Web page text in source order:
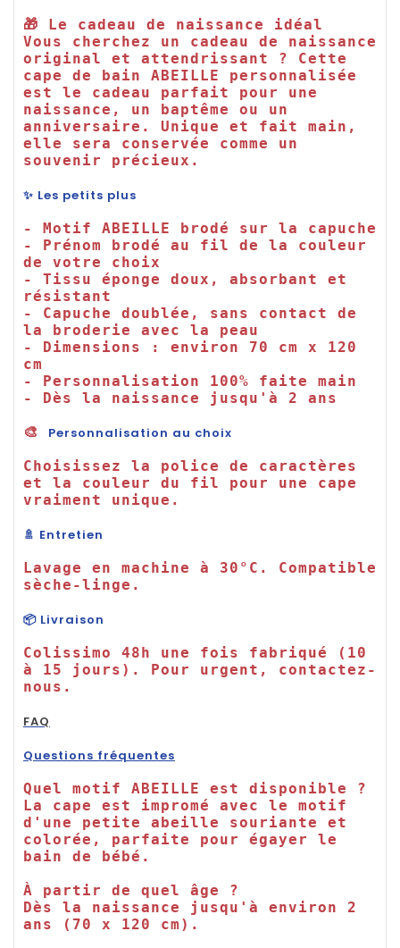
🎁 Le cadeau de naissance idéal
Vous cherchez un cadeau de naissance
original et attendrissant ? Cette
cape de bain ABEILLE personnalisée
est le cadeau parfait pour une
naissance, un baptême ou un
anniversaire. Unique et fait main,
elle sera conservée comme un
souvenir précieux.
✨ Les petits plus
- Motif ABEILLE brodé sur la capuche
- Prénom brodé au fil de la couleur
de votre choix
- Tissu éponge doux, absorbant et
résistant
- Capuche doublée, sans contact de
la broderie avec la peau
- Dimensions : environ 70 cm x 120
cm
- Personnalisation 100% faite main
- Dès la naissance jusqu'à 2 ans
🎨 Personnalisation au choix
Choisissez la police de caractères
et la couleur du fil pour une cape
🚿 Entretien
Lavage en machine à 30°C. Compatible
📦 Livraison
Colissimo 48h une fois fabriqué (10
à 15 jours). Pour urgent, contactez-
nous.
FAQ
Questions fréquentes
Quel motif ABEILLE est disponible ?
La cape est impromé avec le motif
d'une petite abeille souriante et
colorée, parfaite pour égayer le
bain de bébé.
À partir de quel âge ?
Dès la naissance jusqu'à environ 2
ans (70 x 120 cm).